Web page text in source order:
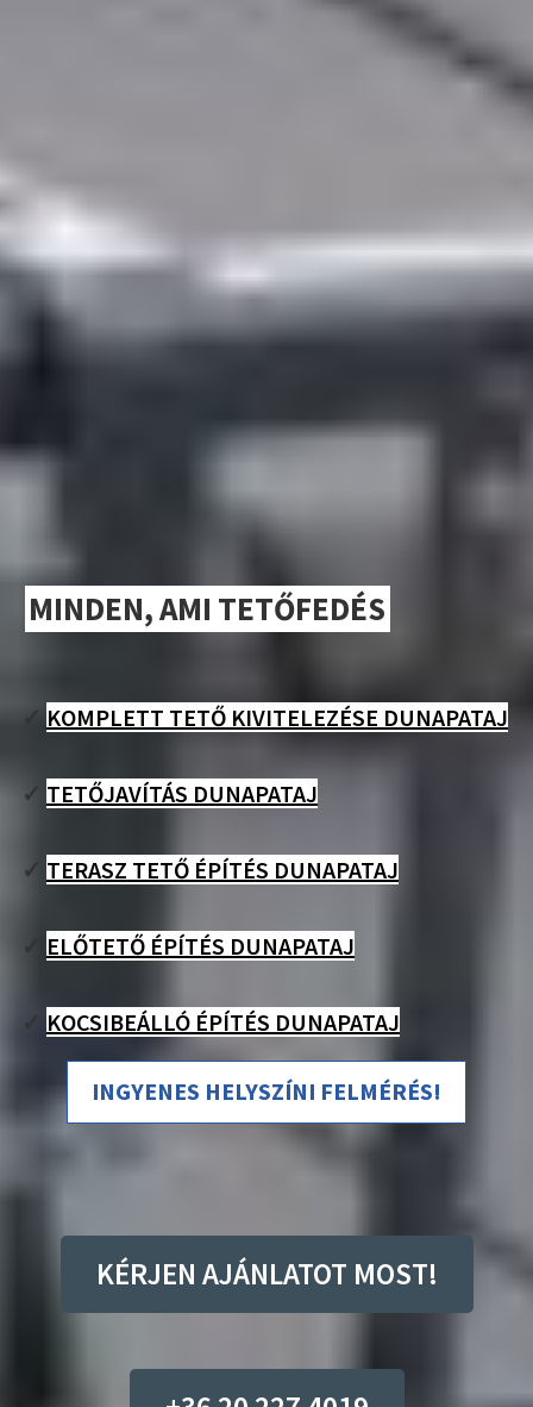
MINDEN, AMI TETŐFEDÉS
✓ KOMPLETT TETŐ KIVITELEZÉSE DUNAPATAJ
✓ TETŐJAVÍTÁS DUNAPATAJ
✓ TERASZ TETŐ ÉPÍTÉS DUNAPATAJ
✓ ELŐTETŐ ÉPÍTÉS DUNAPATAJ
✓ KOCSIBEÁLLÓ ÉPÍTÉS DUNAPATAJ
INGYENES HELYSZÍNI FELMÉRÉS!
KÉRJEN AJÁNLATOT MOST!